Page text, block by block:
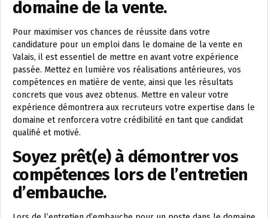
domaine de la vente.
Pour maximiser vos chances de réussite dans votre
candidature pour un emploi dans le domaine de la vente en
Valais, il est essentiel de mettre en avant votre expérience
passée. Mettez en lumière vos réalisations antérieures, vos
compétences en matière de vente, ainsi que les résultats
concrets que vous avez obtenus. Mettre en valeur votre
expérience démontrera aux recruteurs votre expertise dans le
domaine et renforcera votre crédibilité en tant que candidat
qualifié et motivé.
Soyez prêt(e) à démontrer vos
compétences lors de l’entretien
d’embauche.